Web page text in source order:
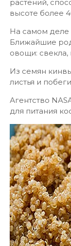
растений,
высоте более
На самом деле
Ближайшие
овощи: свекла,
Из семян
листья и
Агентство
для питания